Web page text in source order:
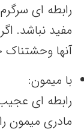
رابطه ای
مفید نباشد.
آنها وحشتناک
با میمون:
رابطه ای
مادری میمون